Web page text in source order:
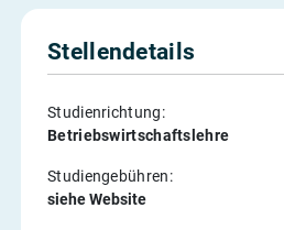
Stellendetails
Studienrichtung:
Betriebswirtschaftslehre
Studiengebühren:
siehe Website